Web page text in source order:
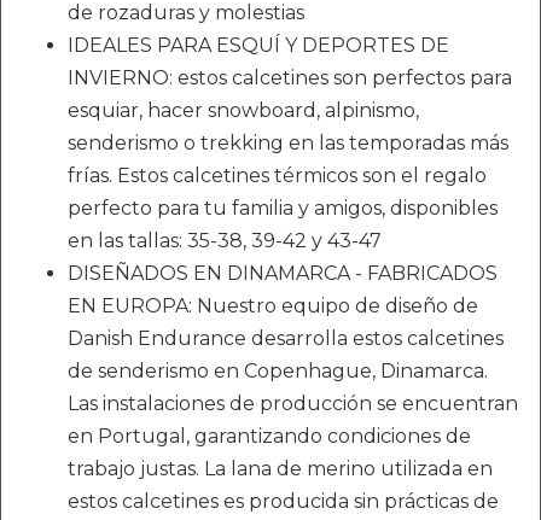
de rozaduras y molestias
IDEALES PARA ESQUÍ Y DEPORTES DE
INVIERNO: estos calcetines son perfectos para
esquiar, hacer snowboard, alpinismo,
senderismo o trekking en las temporadas más
frías. Estos calcetines térmicos son el regalo
perfecto para tu familia y amigos, disponibles
en las tallas: 35-38, 39-42 y 43-47
DISEÑADOS EN DINAMARCA - FABRICADOS
EN EUROPA: Nuestro equipo de diseño de
Danish Endurance desarrolla estos calcetines
de senderismo en Copenhague, Dinamarca.
Las instalaciones de producción se encuentran
en Portugal, garantizando condiciones de
trabajo justas. La lana de merino utilizada en
estos calcetines es producida sin prácticas de